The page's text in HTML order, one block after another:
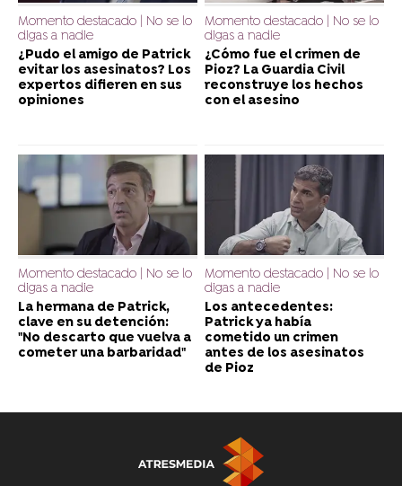
Momento destacado | No se lo
digas a nadie
¿Pudo el amigo de Patrick
evitar los asesinatos? Los
expertos difieren en sus
opiniones
Momento destacado | No se lo
digas a nadie
¿Cómo fue el crimen de
Pioz? La Guardia Civil
reconstruye los hechos
con el asesino
Momento destacado | No se lo
digas a nadie
La hermana de Patrick,
clave en su detención:
"No descarto que vuelva a
cometer una barbaridad"
Momento destacado | No se lo
digas a nadie
Los antecedentes:
Patrick ya había
cometido un crimen
antes de los asesinatos
de Pioz